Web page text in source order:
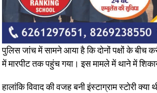
पुलिस जांच में सामने आया है कि दोनों पक्षों के बीच
में मारपीट तक पहुंच गया। इस मामले में थाने में
हालांकि विवाद की वजह बनी इंस्टाग्राम स्टोरी